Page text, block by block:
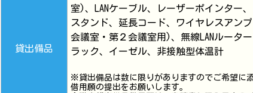
貸出備品
室)、LANケーブル、レーザーポインター
スタンド、延長コード、ワイヤレスアン
会議室・第２会議室用)、無線LANルータ
ラック、イーゼル、非接触型体温計
※貸出備品は数に限りがありますのでご希望に
借用願の提出をお願いします。